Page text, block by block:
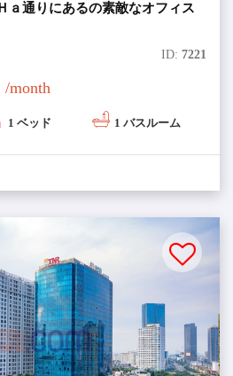
ａ通りにあるの素敵なオフィス
ID: 7221
/month
1 ベッド 1 バスルーム